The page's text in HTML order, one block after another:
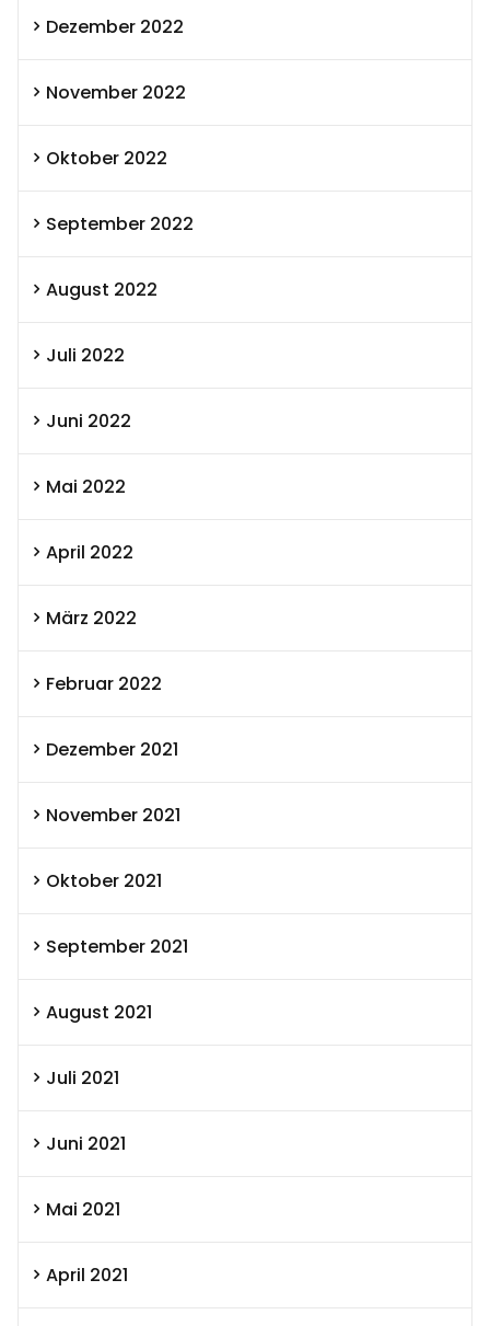
Dezember 2022
November 2022
Oktober 2022
September 2022
August 2022
Juli 2022
Juni 2022
Mai 2022
April 2022
März 2022
Februar 2022
Dezember 2021
November 2021
Oktober 2021
September 2021
August 2021
Juli 2021
Juni 2021
Mai 2021
April 2021